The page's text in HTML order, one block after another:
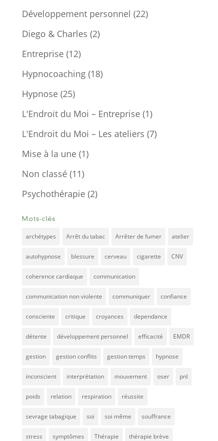
Développement personnel (22)
Diego & Charles (2)
Entreprise(12)
Hypnocoaching(18)
Hypnose(25)
L'Endroit du Moi – Entreprise(1)
L'Endroit du Moi – Les ateliers (7)
Mise à la une(1)
Non classé(11)
Psychothérapie(2)
Mots-clés
archétypes Arrêt du tabac Arrêter de fumer atelier
autohypnose blessure cerveau cigarette CNV
coherence cardiaque communication
communication non violente communiquer confiance
consciente critique croyances dependance
détente développement personnel efficacité EMDR
gestion gestion conflits gestion temps hypnose
inconscient interprétation mouvement oser pnl
poids relation respiration réussite
sevrage tabagique soi soi même souffrance
stress symptômes Thérapie thérapie brève